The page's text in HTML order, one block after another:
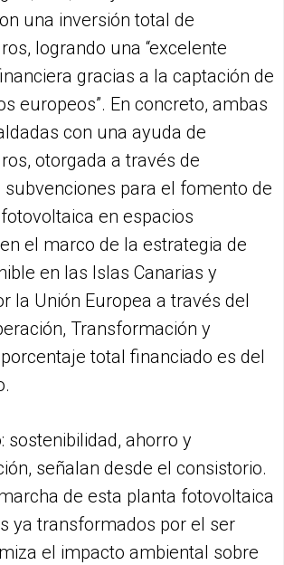
una inversión total de
logrando una “excelente
gracias a la captación de
europeos”. En concreto, ambas
con una ayuda de
otorgada a través de
para el fomento de
en espacios
el marco de la estrategia de
en las Islas Canarias y
la Unión Europea a través del
Transformación y
total financiado es del
sostenibilidad, ahorro y
señalan desde el consistorio.
de esta planta fotovoltaica
ya transformados por el ser
el impacto ambiental sobre